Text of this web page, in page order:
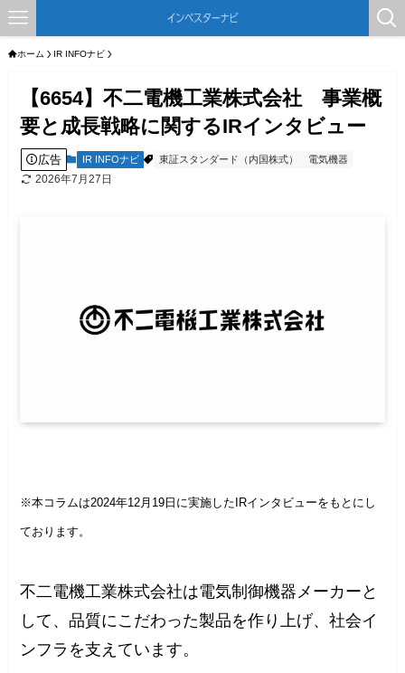
ホーム IR INFOナビ
【6654】不二電機工業株式会社 事業概
要と成長戦略に関するIRインタビュー
広告 IR INFOナビ 東証スタンダード（内国株式） 電気機器
2026年7月27日
※本コラムは2024年12月19日に実施したIRインタビューをもとにし
ております。
不二電機工業株式会社は電気制御機器メーカーと
して、品質にこだわった製品を作り上げ、社会イ
ンフラを支えています。